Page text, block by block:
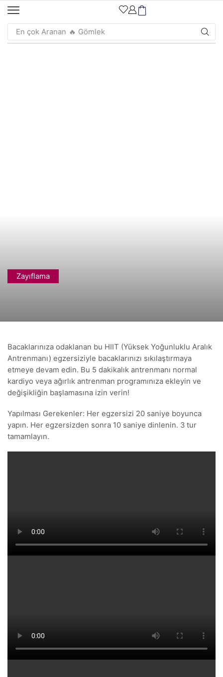
En çok Aranan 🔥 Gömlek
Zayıflama
Bacaklarınıza odaklanan bu HIIT (Yüksek Yoğunluklu Aralık
Antrenmanı) egzersiziyle bacaklarınızı sıkılaştırmaya
etmeye devam edin. Bu 5 dakikalık antrenmanı normal
kardiyo veya ağırlık antrenman programınıza ekleyin ve
değişikliğin başlamasına izin verin!
Yapılması Gerekenler: Her egzersizi 20 saniye boyunca
yapın. Her egzersizden sonra 10 saniye dinlenin. 3 tur
tamamlayın.